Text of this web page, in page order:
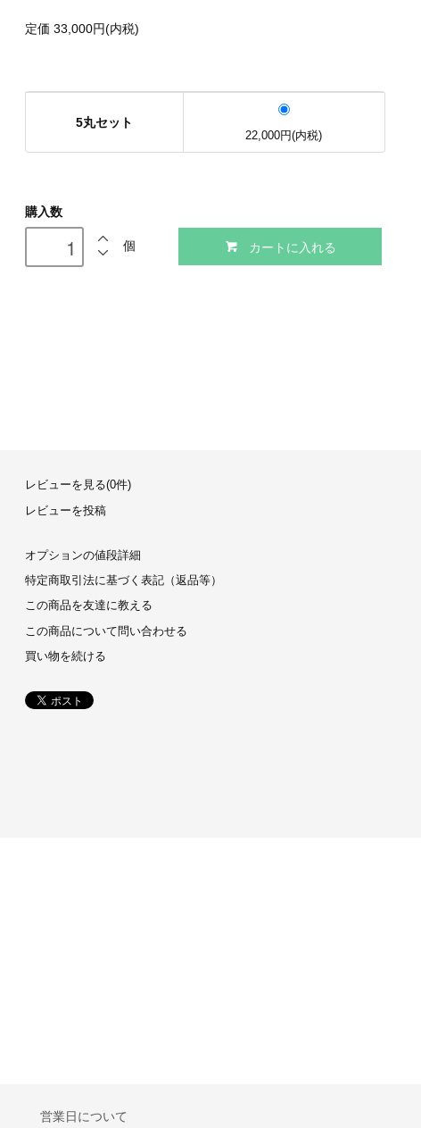
定価 33,000円(内税)
5丸セット
22,000円(内税)
購入数
個 カートに入れる
レビューを見る(0件)
レビューを投稿
オプションの値段詳細
特定商取引法に基づく表記（返品等）
この商品を友達に教える
この商品について問い合わせる
買い物を続ける
営業日について